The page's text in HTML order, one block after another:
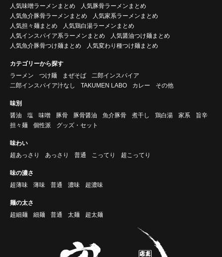
人気味噌ラーメンまとめ
人気豚骨ラーメンまとめ
人気魚介豚骨ラーメンまとめ
人気家系ラーメンまとめ
人気担々麺まとめ
人気鶏白湯ラーメンまとめ
人気インスパイア系ラーメンまとめ
人気醤油つけ麺まとめ
人気魚介豚骨つけ麺まとめ
人気変わり種つけ麺まとめ
カテゴリーから探す
ラーメン
つけ麺 まぜそば
二郎インスパイア
二郎インスパイア汁なし
TAKUMEN LABO カレー その他
味別
醤油
塩 味噌 豚骨 豚骨醤油 魚介豚骨 煮干し 鶏白湯 家系
旨辛
担々麺
個性派 グッズ・セット
味わい
超あっさり
あっさり 普通 こってり 超こってり
味の濃さ
超薄味
薄味 普通 濃味 超濃味
麺の太さ
超細麺
細麺 普通 太麺 超太麺